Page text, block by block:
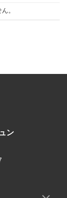
。
ン